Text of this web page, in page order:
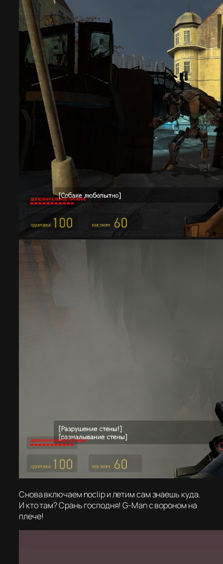
Снова включаем noclip и летим сам знаешь куда.
И кто там? Срань господня! G-Man с вороном на
плече!